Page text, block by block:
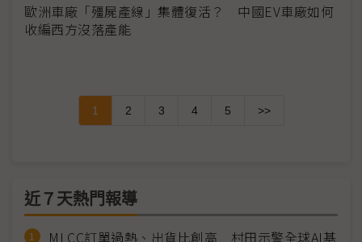
歐洲車廠「殭屍產線」集體復活？ 中國EV車廠如何
收編西方沒落產能
1 2 3 4 5 >>
近７天熱門報導
MLCC訂單過熱、出貨比創高 村田示警全球AI基